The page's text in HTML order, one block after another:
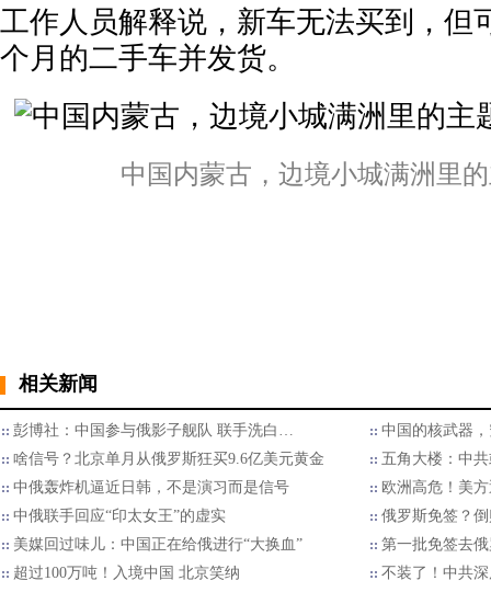
工作人员解释说，新车无法买到，但
个月的二手车并发货。
中国内蒙古，边境小城满洲里
相关新闻
彭博社：中国参与俄影子舰队 联手洗白…
中国的核武器
啥信号？北京单月从俄罗斯狂买9.6亿美元黄金
五角大楼：中
中俄轰炸机逼近日韩，不是演习而是信号
欧洲高危！美
中俄联手回应“印太女王”的虚实
俄罗斯免签？
美媒回过味儿：中国正在给俄进行“大换血”
第一批免签去
超过100万吨！入境中国 北京笑纳
不装了！中共